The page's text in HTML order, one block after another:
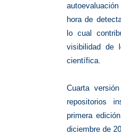
hora de
lo cual
visibilidad de
científica.
Cuarta
repositorios
primera
diciembre de